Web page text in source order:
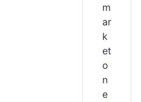
m
ar
k
et
o
n
e